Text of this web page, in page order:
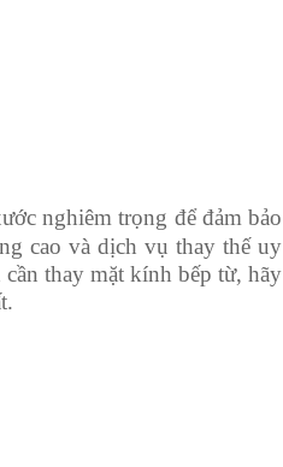
nghiêm trọng để đảm bảo
cao và dịch vụ thay thế uy
thay mặt kính bếp từ, hãy